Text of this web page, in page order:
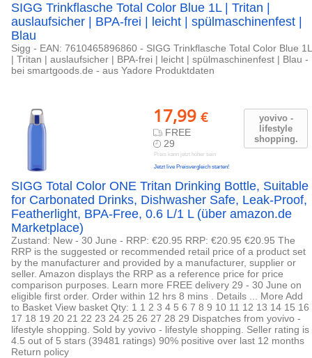
SIGG Trinkflasche Total Color Blue 1L | Tritan |
auslaufsicher | BPA-frei | leicht | spülmaschinenfest |
Blau
Sigg - EAN: 7610465896860 - SIGG Trinkflasche Total Color Blue 1L
| Tritan | auslaufsicher | BPA-frei | leicht | spülmaschinenfest | Blau -
bei smartgoods.de - aus Yadore Produktdaten
yovivo -
lifestyle
shopping.
17,99 €
FREE
29
Preis kann jetzt höher sein
Jetzt live Preisvergleich starten!
SIGG Total Color ONE Tritan Drinking Bottle, Suitable
for Carbonated Drinks, Dishwasher Safe, Leak-Proof,
Featherlight, BPA-Free, 0.6 L/1 L (über amazon.de
Marketplace)
Zustand: New - 30 June - RRP: €20.95 RRP: €20.95 €20.95 The
RRP is the suggested or recommended retail price of a product set
by the manufacturer and provided by a manufacturer, supplier or
seller. Amazon displays the RRP as a reference price for price
comparison purposes. Learn more FREE delivery 29 - 30 June on
eligible first order. Order within 12 hrs 8 mins . Details ... More Add
to Basket View basket Qty: 1 1 2 3 4 5 6 7 8 9 10 11 12 13 14 15 16
17 18 19 20 21 22 23 24 25 26 27 28 29 Dispatches from yovivo -
lifestyle shopping. Sold by yovivo - lifestyle shopping. Seller rating is
4.5 out of 5 stars (39481 ratings) 90% positive over last 12 months
Return policy